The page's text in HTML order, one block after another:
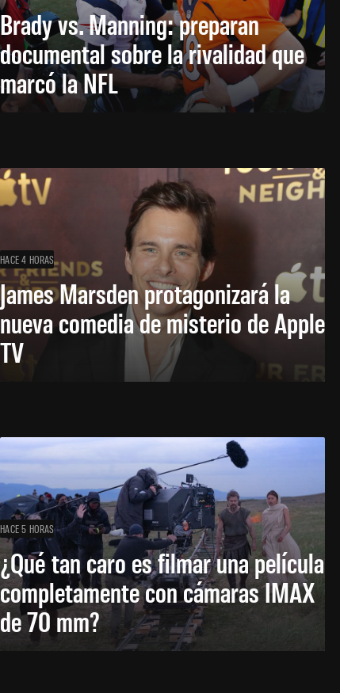
Brady vs. Manning: preparan
documental sobre la rivalidad que
marcó la NFL
HACE 4 HORAS
James Marsden protagonizará la
nueva comedia de misterio de Apple
TV
HACE 5 HORAS
¿Qué tan caro es filmar una película
completamente con cámaras IMAX
de 70 mm?